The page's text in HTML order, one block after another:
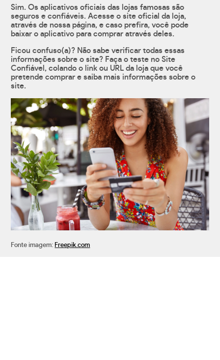
Sim. Os aplicativos oficiais das lojas famosas são
seguros e confiáveis. Acesse o site oficial da loja,
através de nossa página, e caso prefira, você pode
baixar o aplicativo para comprar através deles.
Ficou confuso(a)? Não sabe verificar todas essas
informações sobre o site? Faça o teste no Site
Confiável, colando o link ou URL da loja que você
pretende comprar e saiba mais informações sobre o
site.
Fonte imagem: Freepik.com